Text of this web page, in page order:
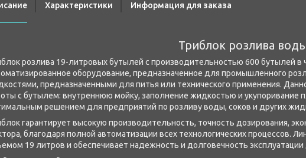
Характеристики Информация для заказа
Триблок розлива
розлива 19-литровых бутылей с производительностью 600 бутылей в
оборудование, предназначенное для промышленного
предназначенными для питья или технического применения.
с бутылем: внутреннюю мойку, заполнение жидкостью и укупоривание
решением для предприятий по розливу воды, соков и других
гарантирует высокую производительность, точность дозирования,
благодаря полной автоматизации всех технологических процессов.
19 литров и обеспечивает надежность и долговечность